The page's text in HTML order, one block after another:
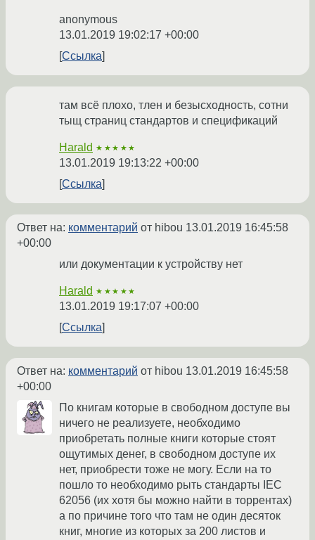
anonymous
13.01.2019 19:02:17 +00:00
Ссылка
там всё плохо, тлен и безысходность, сотни
тыщ страниц стандартов и спецификаций
Harald ★★★★★
13.01.2019 19:13:22 +00:00
Ссылка
Ответ на: комментарий от hibou 13.01.2019 16:45:58
+00:00
или документации к устройству нет
Harald ★★★★★
13.01.2019 19:17:07 +00:00
Ссылка
Ответ на: комментарий от hibou 13.01.2019 16:45:58
+00:00
По книгам которые в свободном доступе вы
ничего не реализуете, необходимо
приобретать полные книги которые стоят
ощутимых денег, в свободном доступе их
нет, приобрести тоже не могу. Если на то
пошло то необходимо рыть стандарты IEC
62056 (их хотя бы можно найти в торрентах)
а по причине того что там не один десяток
книг, многие из которых за 200 листов и